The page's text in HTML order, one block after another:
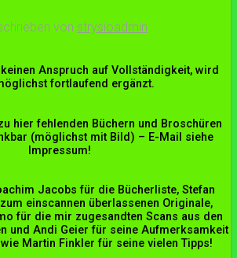
von strysioadmin
Anspruch auf Vollständigkeit, wird
fortlaufend ergänzt.
hier fehlenden Büchern und Broschüren
(möglichst mit Bild) – E-Mail siehe
Impressum!
Jacobs für die Bücherliste, Stefan
einscannen überlassenen Originale,
für die mir zugesandten Scans aus den
und Andi Geier für seine Aufmerksamkeit
Martin Finkler für seine vielen Tipps!